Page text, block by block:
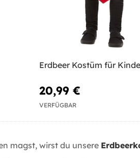
Erdbeer Kostüm für
20,99 €
VERFÜGBAR
magst, wirst du unsere